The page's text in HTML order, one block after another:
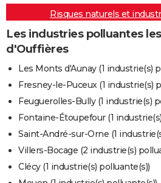
Carte de Noël
Carte Bonne année
Carte Saint-Valentin
Carte Pâques
Carte d'anniversaire
DICTIONNAIRE
Dictionnaire
Biographies
Citations
Expressions
Proverbes
PROGRAMME TV
COPAINS D'AVANT
S'inscrire
Se connecter
Lycées
Collèges
Primaires
Universités
Entreprises
Service militaire
Avis de recherche
AVIS DE DÉCÈS
FORUM
Bricolage
Lifestyle
Culture
Sport
Auto
Television
Voyage
Cinema
Risques naturels et
Les industries polluantes
d'Ouffières
Les Monts d'Aunay (1 industrie(s)
Fresney-le-Puceux (1 industrie(s)
Feuguerolles-Bully (1 industrie(s)
Fontaine-Étoupefour (1
Saint-André-sur-Orne (1
Villers-Bocage (2 industrie(s)
Clécy (1 industrie(s) polluante(s))